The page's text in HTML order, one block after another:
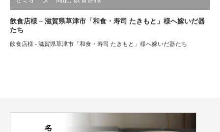
飲食店様 – 滋賀県草津市「和食・寿司 たきもと」様へ嫁いだ器
たち
飲食店様 - 滋賀県草津市「和食・寿司 たきもと」様へ嫁いだ器たち